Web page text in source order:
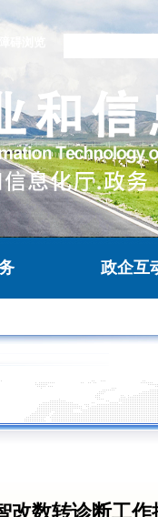
政企互
改数转诊断工